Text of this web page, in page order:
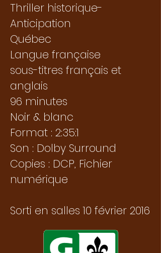
Thriller historique-
Anticipation
Québec
Langue française
sous-titres français et
anglais
96 minutes
Noir & blanc
Format : 2:35:1
Son : Dolby Surround
Copies : DCP, Fichier
numérique
Sorti en salles 10 février 2016